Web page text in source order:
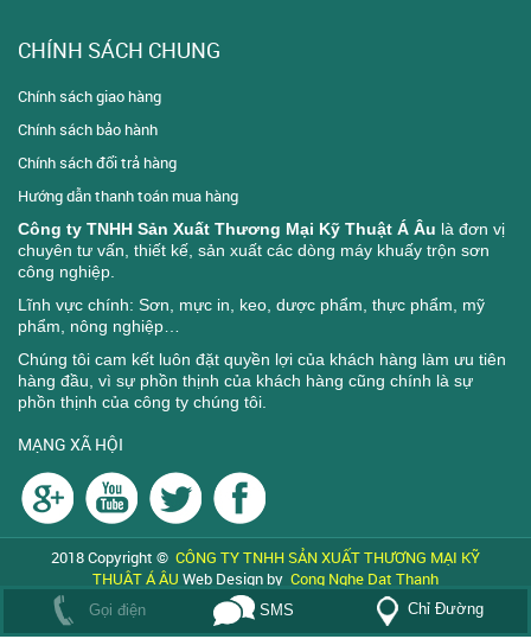
CHÍNH SÁCH CHUNG
Chính sách giao hàng
Chính sách bảo hành
Chính sách đổi trả hàng
Hướng dẫn thanh toán mua hàng
Công ty TNHH Sản Xuất Thương Mại Kỹ Thuật Á Âu là đơn vị
chuyên tư vấn, thiết kế, sản xuất các dòng máy khuấy trộn sơn
công nghiệp.
Lĩnh vực chính: Sơn, mực in, keo, dược phẩm, thực phẩm, mỹ
phẩm, nông nghiệp…
Chúng tôi cam kết luôn đặt quyền lợi của khách hàng làm ưu tiên
hàng đầu, vì sự phồn thịnh của khách hàng cũng chính là sự
phồn thịnh của công ty chúng tôi.
MẠNG XÃ HỘI
2018 Copyright © CÔNG TY TNHH SẢN XUẤT THƯƠNG MẠI KỸ
THUẬT Á ÂU Web Design by Cong Nghe Dat Thanh
Đang online: 5|Tổng:
Gọi điện SMS Chỉ Đường